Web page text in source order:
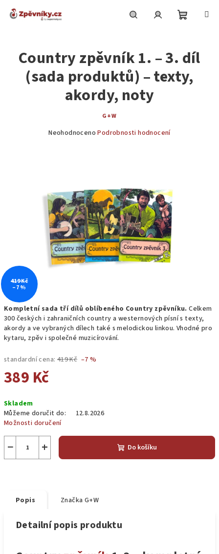
košík
Kompletní sada tří dílů oblíbeného Country zpěvníku. Celkem
300 českých i zahraničních country a westernových písní s texty,
akordy a ve vybraných dílech také s melodickou linkou. Vhodné pro
kytaru, zpěv i společné muzicírování.
standardní cena: 419 Kč –7 %
389 Kč
cena:
Skladem
Můžeme doručit do:
12.8.2026
Možnosti doručení
+
− Do košíku
Country zpěvník 1. – 3. díl
(sada produktů) – texty,
akordy, noty
G+W
Průměrné
5
hvězdiček.
Neohodnoceno Podrobnosti hodnocení
419 Kč
–7 %
Popis Značka G+W
Detailní popis produktu